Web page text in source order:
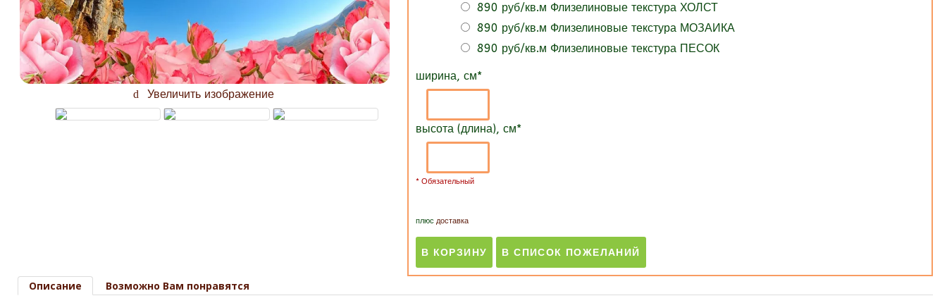
Увеличить изображение
890 руб/кв.м Флизелиновые текстура ХОЛСТ
890 руб/кв.м Флизелиновые текстура МОЗАИКА
890 руб/кв.м Флизелиновые текстура ПЕСОК
ширина, см*
высота (длина), см*
* Обязательный
плюс доставка
Описание
Возможно Вам понравятся